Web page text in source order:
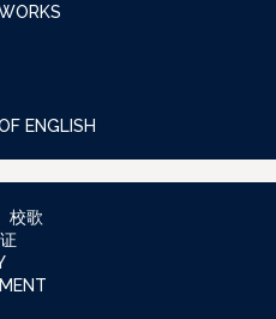
ENGLISH
校歌